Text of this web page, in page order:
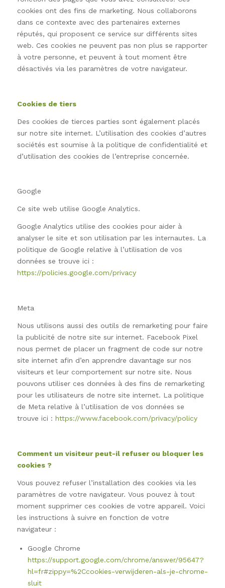
cookies ont des fins de marketing. Nous collaborons
dans ce contexte avec des partenaires externes
réputés, qui proposent ce service sur différents sites
web. Ces cookies ne peuvent pas non plus se rapporter
à votre personne, et peuvent à tout moment être
désactivés via les paramètres de votre navigateur.
Cookies de tiers
Des cookies de tierces parties sont également placés
sur notre site internet. L’utilisation des cookies d’autres
sociétés est soumise à la politique de confidentialité et
d’utilisation des cookies de l’entreprise concernée.
Google
Ce site web utilise Google Analytics.
Google Analytics utilise des cookies pour aider à
analyser le site et son utilisation par les internautes. La
politique de Google relative à l’utilisation de vos
données se trouve ici :
https://policies.google.com/privacy
Meta
Nous utilisons aussi des outils de remarketing pour faire
la publicité de notre site sur internet. Facebook Pixel
nous permet de placer un fragment de code sur notre
site internet afin d’en apprendre davantage sur nos
visiteurs et leur comportement sur notre site. Nous
pouvons utiliser ces données à des fins de remarketing
pour les utilisateurs de notre site internet. La politique
de Meta relative à l’utilisation de vos données se
trouve ici : https://www.facebook.com/privacy/policy
Comment un visiteur peut-il refuser ou bloquer les
cookies ?
Vous pouvez refuser l’installation des cookies via les
paramètres de votre navigateur. Vous pouvez à tout
moment supprimer ces cookies de votre appareil. Voici
les instructions à suivre en fonction de votre
navigateur :
Google Chrome
https://support.google.com/chrome/answer/95647?
hl=fr#zippy=%2Ccookies-verwijderen-als-je-chrome-
sluit